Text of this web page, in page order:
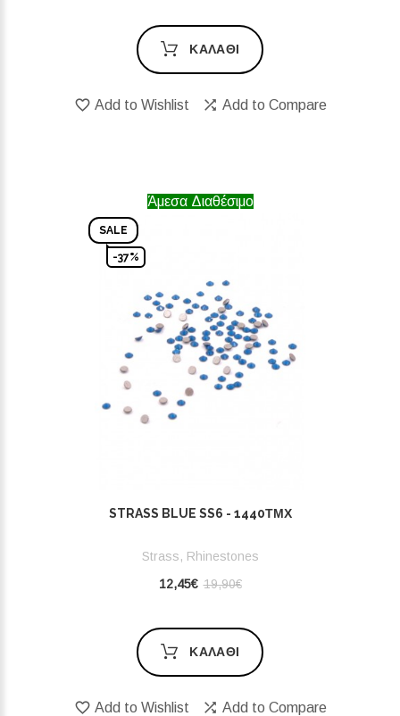
ΚΑΛΆΘΙ
Add to Wishlist Add to Compare
SALE
-37%
Άμεσα Διαθέσιμο
STRASS BLUE SS6 - 1440ΤΜΧ
Strass, Rhinestones
12,45€ 19,90€
ΚΑΛΆΘΙ
Add to Wishlist Add to Compare